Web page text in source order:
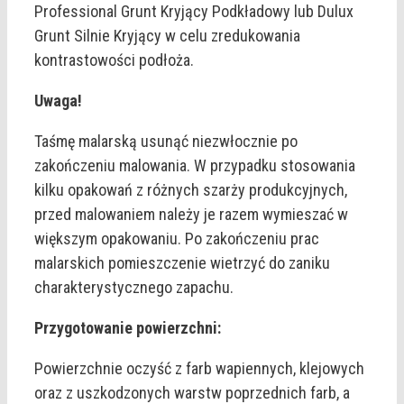
Professional Grunt Kryjący Podkładowy lub Dulux
Grunt Silnie Kryjący w celu zredukowania
kontrastowości podłoża.
Uwaga!
Taśmę malarską usunąć niezwłocznie po
zakończeniu malowania. W przypadku stosowania
kilku opakowań z różnych szarży produkcyjnych,
przed malowaniem należy je razem wymieszać w
większym opakowaniu. Po zakończeniu prac
malarskich pomieszczenie wietrzyć do zaniku
charakterystycznego zapachu.
Przygotowanie powierzchni:
Powierzchnie oczyść z farb wapiennych, klejowych
oraz z uszkodzonych warstw poprzednich farb, a